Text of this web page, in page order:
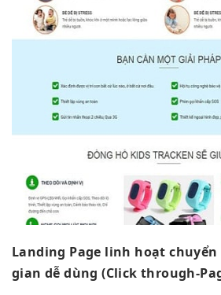
Landing Page linh hoạt chuyển
gian dễ dùng (Click through-